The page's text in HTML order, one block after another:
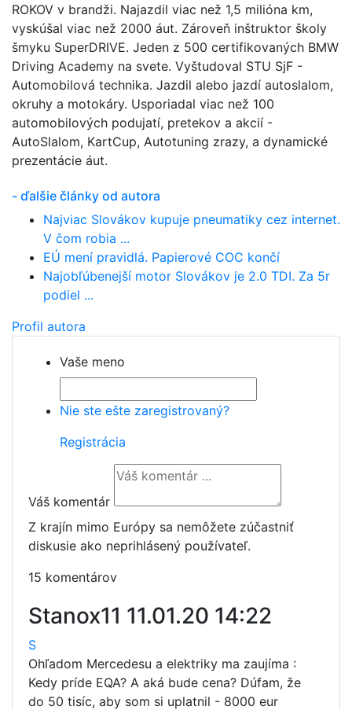
ROKOV v brandži. Najazdil viac než 1,5 milióna km,
vyskúšal viac než 2000 áut. Zároveň inštruktor školy
šmyku SuperDRIVE. Jeden z 500 certifikovaných BMW
Driving Academy na svete. Vyštudoval STU SjF -
Automobilová technika. Jazdil alebo jazdí autoslalom,
okruhy a motokáry. Usporiadal viac než 100
automobilových podujatí, pretekov a akcií -
AutoSlalom, KartCup, Autotuning zrazy, a dynamické
prezentácie áut.
- ďalšie články od autora
Najviac Slovákov kupuje pneumatiky cez internet.
V čom robia ...
EÚ mení pravidlá. Papierové COC končí
Najobľúbenejší motor Slovákov je 2.0 TDI. Za 5r
podiel ...
Profil autora
Vaše meno
Nie ste ešte zaregistrovaný?
Registrácia
Váš komentár
Z krajín mimo Európy sa nemôžete zúčastniť
diskusie ako neprihlásený používateľ.
15 komentárov
Stanox11 11.01.20 14:22
S
Ohľadom Mercedesu a elektriky ma zaujíma :
Kedy príde EQA? A aká bude cena? Dúfam, že
do 50 tisíc, aby som si uplatnil - 8000 eur